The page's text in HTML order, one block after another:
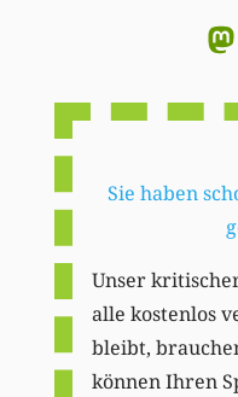
Sie haben
Unser
alle kostenlos
bleibt,
können Ihren